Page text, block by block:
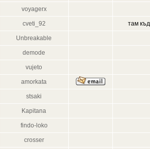
voyagerx
cveti_92 там
Unbreakable
demode
vujeto
amorkata
stsaki
Kapitana
findo-loko
crosser